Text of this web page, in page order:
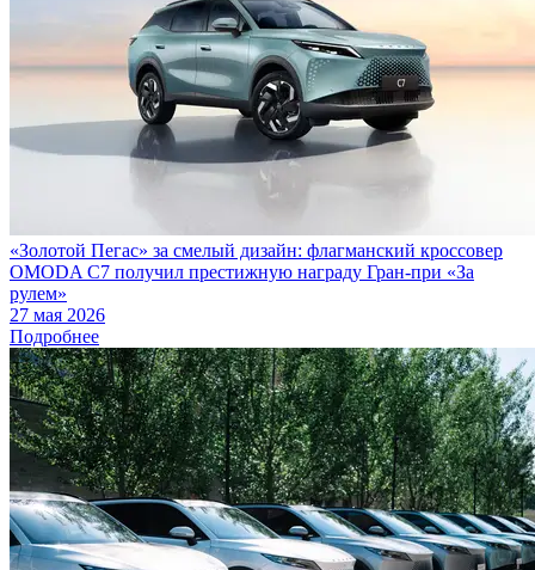
«Золотой Пегас» за смелый дизайн: флагманский кроссовер
OMODA C7 получил престижную награду Гран-при «За
рулем»
27 мая 2026
Подробнее